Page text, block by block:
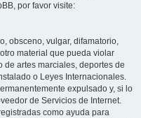
por favor visite:
obsceno, vulgar, difamatorio,
material que pueda violar
de artes marciales, deportes de
o Leyes Internacionales.
expulsado y, si lo
de Servicios de Internet.
como ayuda para